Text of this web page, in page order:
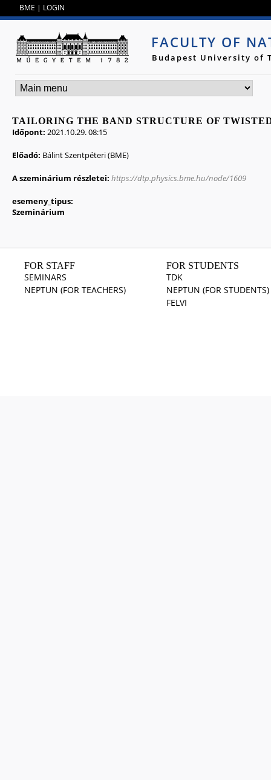
BME | LOGIN
FACULTY OF
Budapest University of
TAILORING THE BAND STRUCTURE OF
Időpont: 2021.10.29. 08:15
Előadó: Bálint Szentpéteri (BME)
A szeminárium részletei: https://dtp.physics.bme.hu/node/1609
esemeny_tipus:
Szeminárium
FOR STAFF
SEMINARS
NEPTUN (FOR TEACHERS)
FOR STUDENTS
TDK
NEPTUN (FOR STUDENTS)
FELVI